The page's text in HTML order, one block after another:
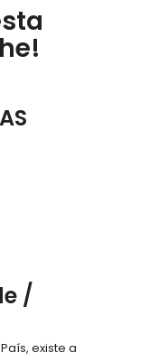
/
existe a